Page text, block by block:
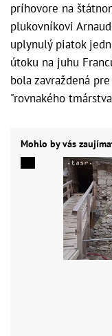
príhovore na
plukovníkovi
uplynulý piatok
útoku na juhu
bola zavraždená
"rovnakého
Mohlo by vás